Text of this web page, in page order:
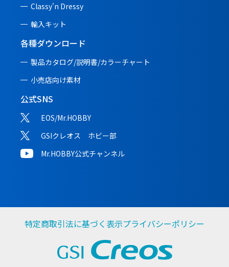
Classy'n Dressy
輸入キット
各種ダウンロード
製品カタログ/説明書/カラーチャート
小売店向け素材
公式SNS
EOS/Mr.HOBBY
GSIクレオス ホビー部
Mr.HOBBY公式チャンネル
特定商取引法に基づく表示プライバシーポリシー